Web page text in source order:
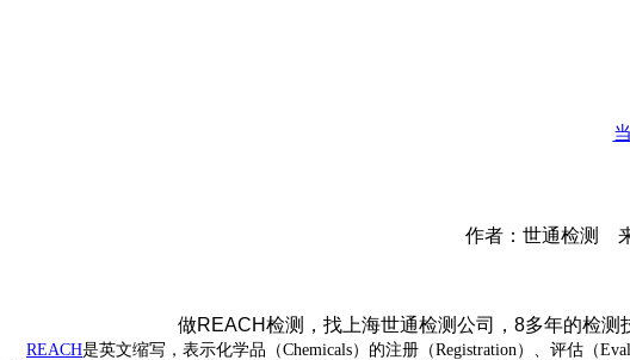
作者：世通检测
做REACH检测，找上海世通检测公司， 8多年的检测
REACH是英文缩写，表示化学品（Chemicals）的注册（Registration）、 评估（